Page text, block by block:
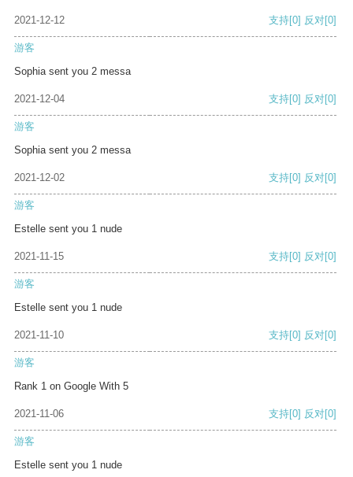
2021-12-12 支持[0] 反对[0]
游客
Sophia sent you 2 messa
2021-12-04 支持[0] 反对[0]
游客
Sophia sent you 2 messa
2021-12-02 支持[0] 反对[0]
游客
Estelle sent you 1 nude
2021-11-15 支持[0] 反对[0]
游客
Estelle sent you 1 nude
2021-11-10 支持[0] 反对[0]
游客
Rank 1 on Google With 5
2021-11-06 支持[0] 反对[0]
游客
Estelle sent you 1 nude